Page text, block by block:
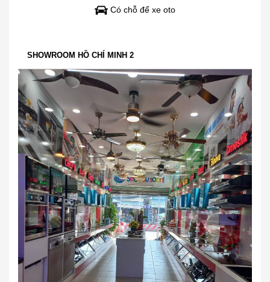
Có chỗ để xe oto
SHOWROOM HỒ CHÍ MINH 2